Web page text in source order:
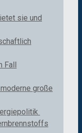
sie und
Fall
große